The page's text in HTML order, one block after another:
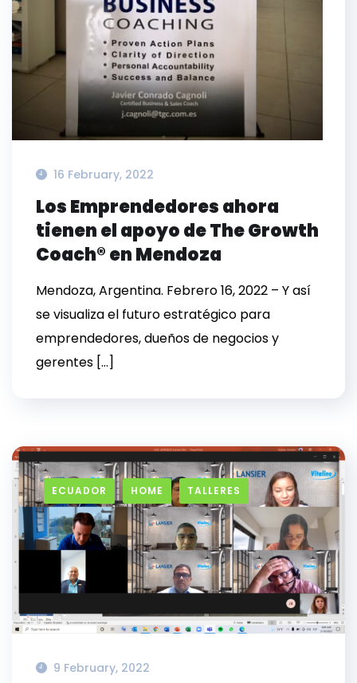
16 February, 2022
Los Emprendedores ahora
tienen el apoyo de The Growth
Coach® en Mendoza
Mendoza, Argentina. Febrero 16, 2022 – Y así
se visualiza el futuro estratégico para
emprendedores, dueños de negocios y
gerentes […]
ECUADOR HOME TALLERES
9 February, 2022